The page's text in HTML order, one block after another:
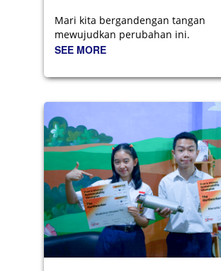
Mari kita bergandengan tangan
mewujudkan perubahan ini.
SEE MORE